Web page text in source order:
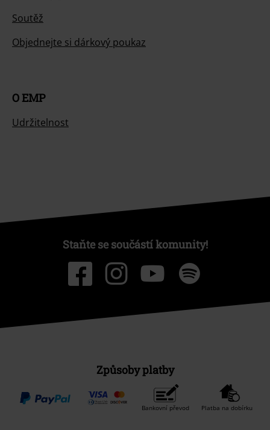
Soutěž
Objednejte si dárkový poukaz
O EMP
Udržitelnost
Staňte se součástí komunity!
Způsoby platby
Bankovní převod Platba na dobírku